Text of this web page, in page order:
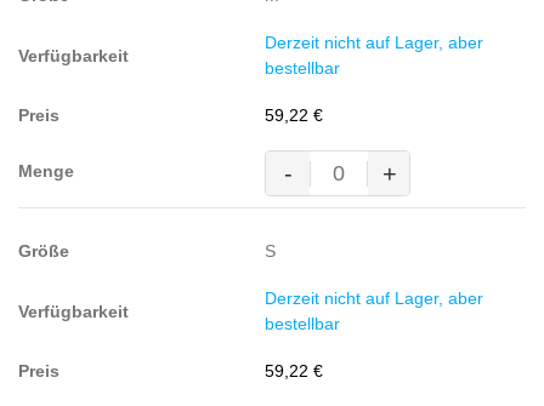
Polyester/35%
260g/m²)
Menge
Derzeit nicht auf Lager, aber
bestellbar
59,22 €
MASCOT® TULSA Arbeitsjacke,
DUNKELANTHRAZIT
Polyester/35%
260g/m²)
Menge
- +
S
Derzeit nicht auf Lager, aber
bestellbar
59,22 €